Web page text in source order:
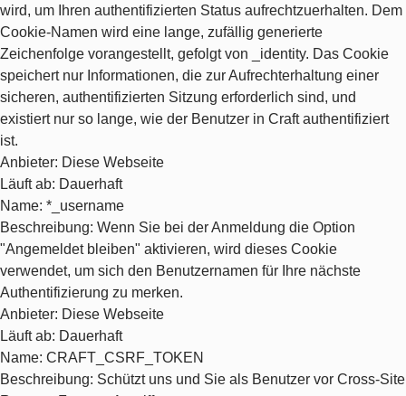
wird, um Ihren authentifizierten Status aufrechtzuerhalten. Dem
Cookie-Namen wird eine lange, zufällig generierte
Zeichenfolge vorangestellt, gefolgt von _identity. Das Cookie
speichert nur Informationen, die zur Aufrechterhaltung einer
sicheren, authentifizierten Sitzung erforderlich sind, und
existiert nur so lange, wie der Benutzer in Craft authentifiziert
ist.
Anbieter: Diese Webseite
Läuft ab: Dauerhaft
Name: *_username
Beschreibung: Wenn Sie bei der Anmeldung die Option
"Angemeldet bleiben" aktivieren, wird dieses Cookie
verwendet, um sich den Benutzernamen für Ihre nächste
Authentifizierung zu merken.
Anbieter: Diese Webseite
Läuft ab: Dauerhaft
Name: CRAFT_CSRF_TOKEN
Beschreibung: Schützt uns und Sie als Benutzer vor Cross-Site